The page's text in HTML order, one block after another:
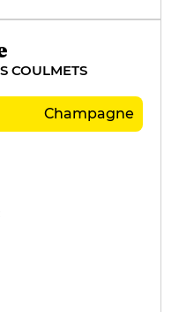
COULMETS
Champagne